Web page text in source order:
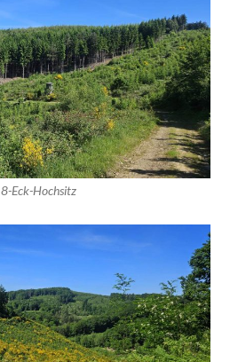
8-Eck-Hochsitz